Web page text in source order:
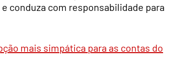
conduza com responsabilidade para
mais simpática para as contas do